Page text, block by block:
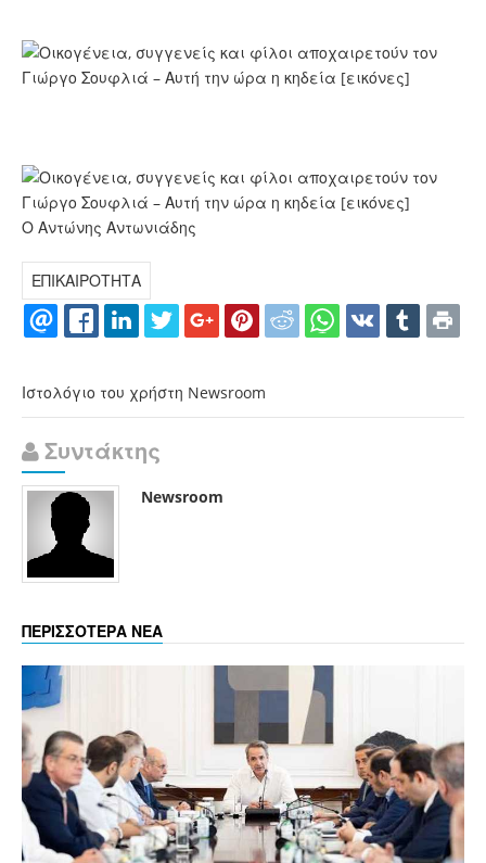
Ο Αντώνης Αντωνιάδης
ΕΠΙΚΑΙΡΟΤΗΤΑ
Ιστολόγιο του χρήστη Newsroom
Συντάκτης
Newsroom
ΠΕΡΙΣΣΟΤΕΡΑ ΝΕΑ